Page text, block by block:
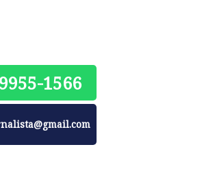
1566